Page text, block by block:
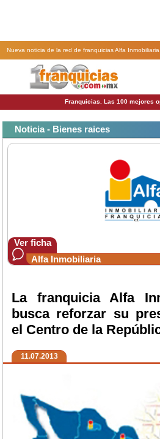
Nueva noticia de la red de franquicias Alfa
busca reforzar su presencia en el
Franquicias. Las 100 mejores
Noticia - Bienes raices
Ver ficha
Alfa Inmobiliaria
La franquicia Alfa
busca reforzar su
el Centro de la
11.07.2013